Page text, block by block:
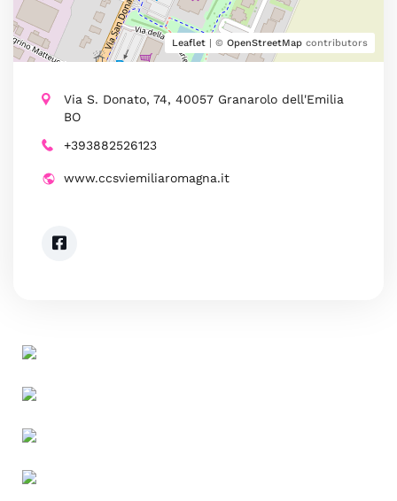
Leaflet | © OpenStreetMap contributors
Via S. Donato, 74, 40057 Granarolo dell'Emilia
BO
+393882526123
www.ccsviemiliaromagna.it